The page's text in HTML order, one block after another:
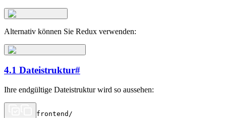
Alternativ können Sie Redux verwenden:
4.1 Dateistruktur#
Ihre endgültige Dateistruktur wird so aussehen:
frontend/